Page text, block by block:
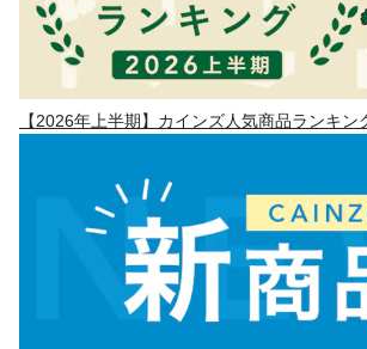
【2026年上半期】カインズ人気商品ランキン